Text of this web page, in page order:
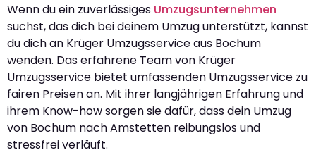
Wenn du ein zuverlässiges Umzugsunternehmen
suchst, das dich bei deinem Umzug unterstützt, kannst
du dich an Krüger Umzugsservice aus Bochum
wenden. Das erfahrene Team von Krüger
Umzugsservice bietet umfassenden Umzugsservice zu
fairen Preisen an. Mit ihrer langjährigen Erfahrung und
ihrem Know-how sorgen sie dafür, dass dein Umzug
von Bochum nach Amstetten reibungslos und
stressfrei verläuft.